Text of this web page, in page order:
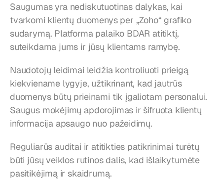
Saugumas yra nediskutuotinas dalykas, kai
tvarkomi klientų duomenys per „Zoho“ grafiko
sudarymą. Platforma palaiko BDAR atitiktį,
suteikdama jums ir jūsų klientams ramybę.
Naudotojų leidimai leidžia kontroliuoti prieigą
kiekviename lygyje, užtikrinant, kad jautrūs
duomenys būtų prieinami tik įgaliotam personalui.
Saugus mokėjimų apdorojimas ir šifruota klientų
informacija apsaugo nuo pažeidimų.
Reguliarūs auditai ir atitikties patikrinimai turėtų
būti jūsų veiklos rutinos dalis, kad išlaikytumėte
pasitikėjimą ir skaidrumą.